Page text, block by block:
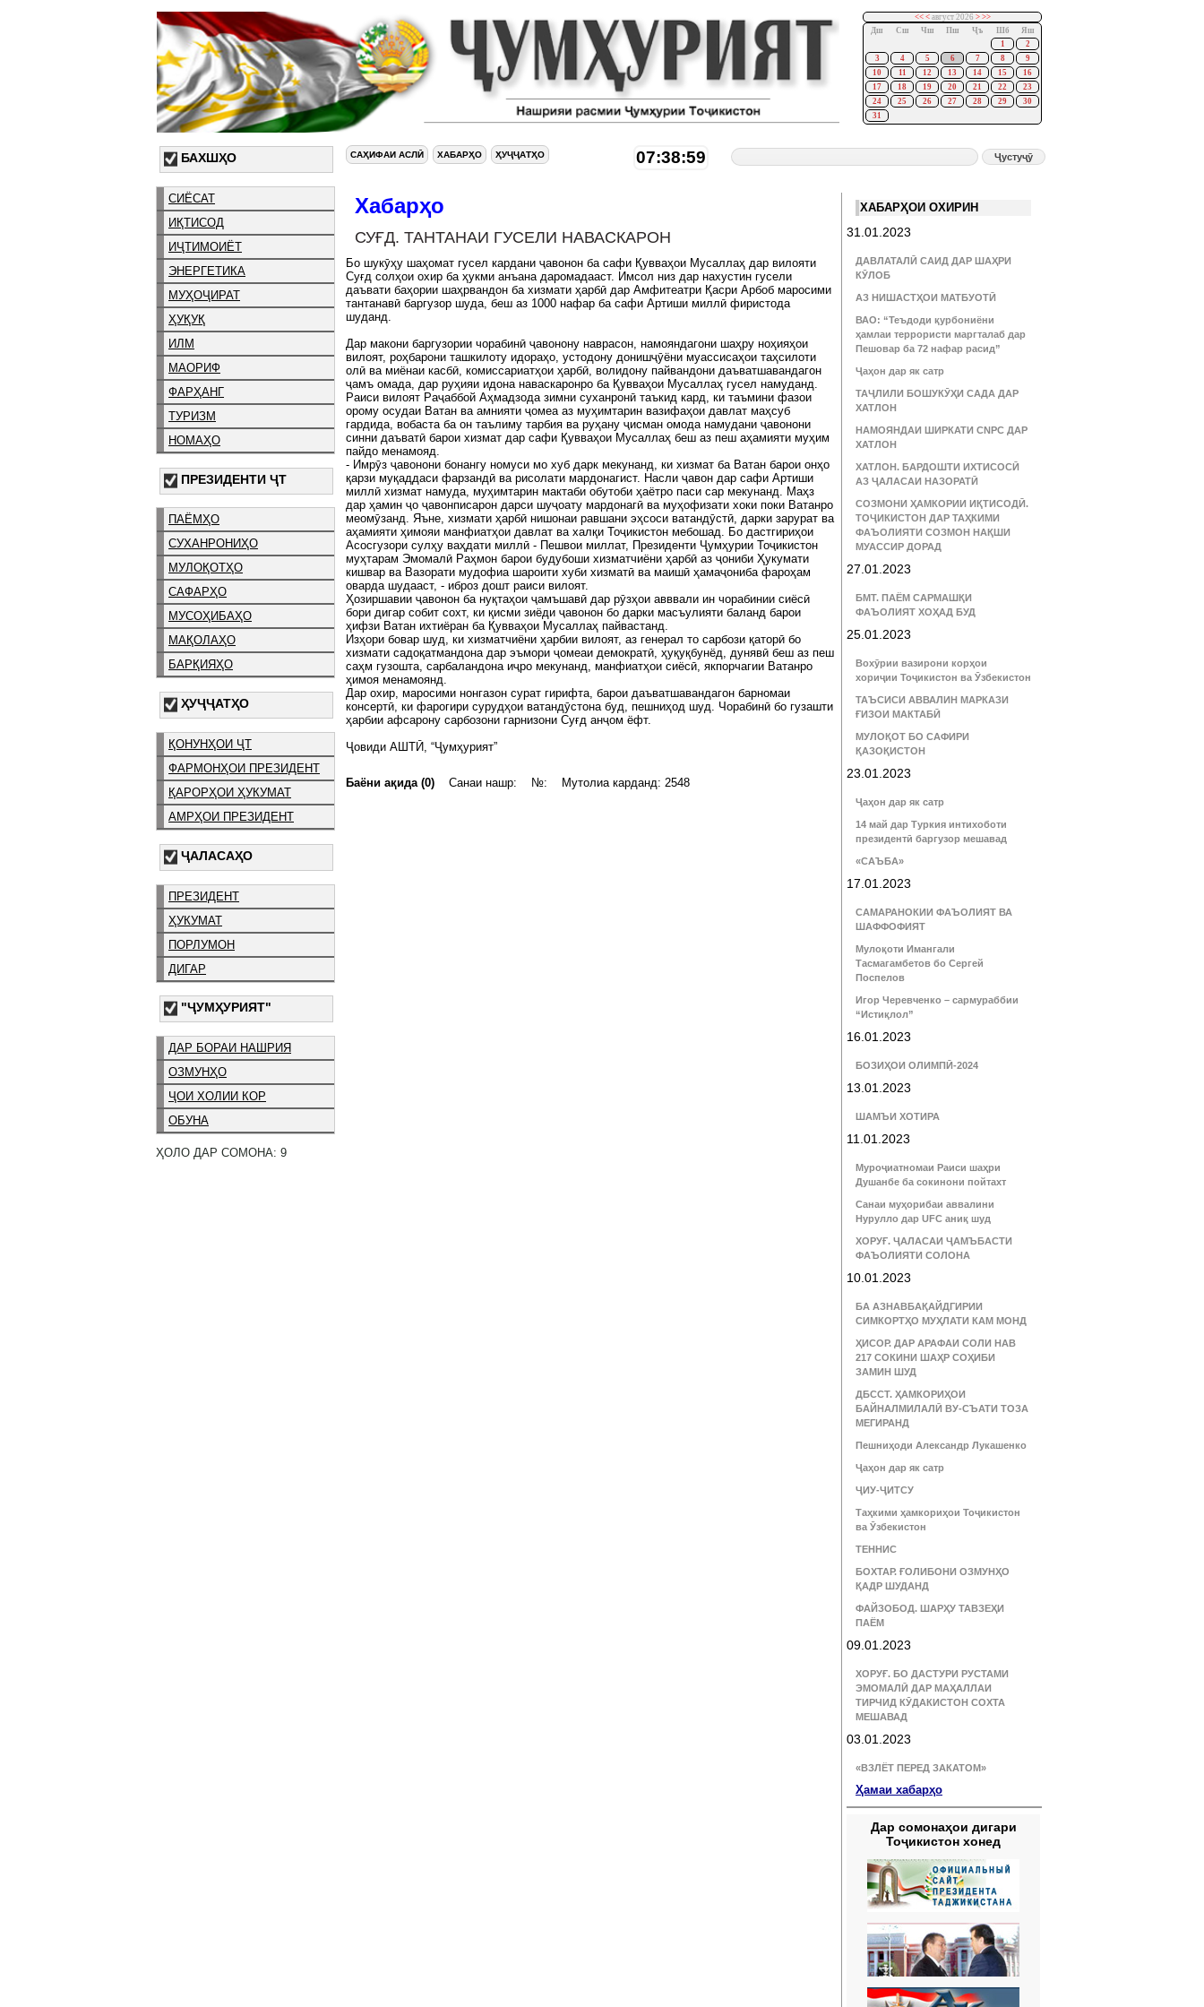
<< <август 2026 > >>
Дш
Сш Чш Пш Ҷъ Шб
Яш
1
2
3
4 5 6 7 8
9
10
11 12 13 14 15
16
17
18 19 20 21 22
23
24
25 26 27 28 29
30
31
БАХШҲО
СИЁСАТ
ИҚТИСОД
ИҶТИМОИЁТ
ЭНЕРГЕТИКА
МУҲОҶИРАТ
ҲУҚУҚ
ИЛМ
МАОРИФ
ФАРҲАНГ
ТУРИЗМ
НОМАҲО
ПРЕЗИДЕНТИ ҶТ
ПАЁМҲО
СУХАНРОНИҲО
МУЛОҚОТҲО
САФАРҲО
МУСОҲИБАҲО
МАҚОЛАҲО
БАРҚИЯҲО
ҲУҶҶАТҲО
ҚОНУНҲОИ ҶТ
ФАРМОНҲОИ ПРЕЗИДЕНТ
ҚАРОРҲОИ ҲУКУМАТ
АМРҲОИ ПРЕЗИДЕНТ
ҶАЛАСАҲО
ПРЕЗИДЕНТ
ҲУКУМАТ
ПОРЛУМОН
ДИГАР
"ҶУМҲУРИЯТ"
ДАР БОРАИ НАШРИЯ
ОЗМУНҲО
ҶОИ ХОЛИИ КОР
ОБУНА
ҲОЛО ДАР СОМОНА: 9
САҲИФАИ АСЛӢ ХАБАРҲО ҲУҶҶАТҲО 07:39:00
Хабарҳо
СУҒД. ТАНТАНАИ ГУСЕЛИ НАВАСКАРОН
Бо шукӯҳу шаҳомат гусел кардани ҷавонон ба сафи Қувваҳои Мусаллаҳ дар вилояти
Суғд солҳои охир ба ҳукми анъана даромадааст. Имсол низ дар нахустин гусели
даъвати баҳории шаҳрвандон ба хизмати ҳарбӣ дар Амфитеатри Қасри Арбоб маросими
тантанавӣ баргузор шуда, беш аз 1000 нафар ба сафи Артиши миллӣ фиристода
шуданд.
Дар макони баргузории чорабинӣ ҷавонону наврасон, намояндагони шаҳру ноҳияҳои
вилоят, роҳбарони ташкилоту идораҳо, устодону донишҷӯёни муассисаҳои таҳсилоти
олӣ ва миёнаи касбӣ, комиссариатҳои ҳарбӣ, волидону пайвандони даъватшавандагон
ҷамъ омада, дар руҳияи идона наваскаронро ба Қувваҳои Мусаллаҳ гусел намуданд.
Раиси вилоят Раҷаббой Аҳмадзода зимни суханронӣ таъкид кард, ки таъмини фазои
орому осудаи Ватан ва амнияти ҷомеа аз муҳимтарин вазифаҳои давлат маҳсуб
гардида, вобаста ба он таълиму тарбия ва руҳану ҷисман омода намудани ҷавонони
синни даъватӣ барои хизмат дар сафи Қувваҳои Мусаллаҳ беш аз пеш аҳамияти муҳим
пайдо менамояд.
- Имрӯз ҷавонони бонангу номуси мо хуб дарк мекунанд, ки хизмат ба Ватан барои онҳо
қарзи муқаддаси фарзандӣ ва рисолати мардонагист. Насли ҷавон дар сафи Артиши
миллӣ хизмат намуда, муҳимтарин мактаби обутоби ҳаётро паси сар мекунанд. Маҳз
дар ҳамин ҷо ҷавонписарон дарси шуҷоату мардонагӣ ва муҳофизати хоки поки Ватанро
меомӯзанд. Яъне, хизмати ҳарбӣ нишонаи равшани эҳсоси ватандӯстӣ, дарки зарурат ва
аҳамияти ҳимояи манфиатҳои давлат ва халқи Тоҷикистон мебошад. Бо дастгириҳои
Асосгузори сулҳу ваҳдати миллӣ - Пешвои миллат, Президенти Ҷумҳурии Тоҷикистон
муҳтарам Эмомалӣ Раҳмон барои будубоши хизматчиёни ҳарбӣ аз ҷониби Ҳукумати
кишвар ва Вазорати мудофиа шароити хуби хизматӣ ва маишӣ ҳамаҷониба фароҳам
оварда шудааст, - иброз дошт раиси вилоят.
Ҳозиршавии ҷавонон ба нуқтаҳои ҷамъшавӣ дар рӯзҳои авввали ин чорабинии сиёсӣ
бори дигар собит сохт, ки қисми зиёди ҷавонон бо дарки масъулияти баланд барои
ҳифзи Ватан ихтиёран ба Қувваҳои Мусаллаҳ пайвастанд.
Изҳори бовар шуд, ки хизматчиёни ҳарбии вилоят, аз генерал то сарбози қаторӣ бо
хизмати садоқатмандона дар эъмори ҷомеаи демократӣ, ҳуқуқбунёд, дунявӣ беш аз пеш
саҳм гузошта, сарбаландона иҷро мекунанд, манфиатҳои сиёсӣ, якпорчагии Ватанро
ҳимоя менамоянд.
Дар охир, маросими нонгазон сурат гирифта, барои даъватшавандагон барномаи
консертӣ, ки фарогири сурудҳои ватандӯстона буд, пешниҳод шуд. Чорабинӣ бо гузашти
ҳарбии афсарону сарбозони гарнизони Суғд анҷом ёфт.
Ҷовиди АШТӢ, “Ҷумҳурият”
Баёни ақида (0) Санаи нашр: №: Мутолиа карданд: 2548
ХАБАРҲОИ ОХИРИН
31.01.2023
ДАВЛАТАЛӢ САИД ДАР ШАҲРИ
КӮЛОБ
АЗ НИШАСТҲОИ МАТБУОТӢ
ВАО: “Теъдоди қурбониёни
ҳамлаи террористи маргталаб дар
Пешовар ба 72 нафар расид”
Ҷаҳон дар як сатр
ТАҶЛИЛИ БОШУКӮҲИ САДА ДАР
ХАТЛОН
НАМОЯНДАИ ШИРКАТИ CNPC ДАР
ХАТЛОН
ХАТЛОН. БАРДОШТИ ИХТИСОСӢ
АЗ ҶАЛАСАИ НАЗОРАТӢ
СОЗМОНИ ҲАМКОРИИ ИҚТИСОДӢ.
ТОҶИКИСТОН ДАР ТАҲКИМИ
ФАЪОЛИЯТИ СОЗМОН НАҚШИ
МУАССИР ДОРАД
27.01.2023
БМТ. ПАЁМ САРМАШҚИ
ФАЪОЛИЯТ ХОҲАД БУД
25.01.2023
Вохӯрии вазирони корҳои
хориҷии Тоҷикистон ва Ӯзбекистон
ТАЪСИСИ АВВАЛИН МАРКАЗИ
ҒИЗОИ МАКТАБӢ
МУЛОҚОТ БО САФИРИ
ҚАЗОҚИСТОН
23.01.2023
Ҷаҳон дар як сатр
14 май дар Туркия интихоботи
президентӣ баргузор мешавад
«САЪБА»
17.01.2023
САМАРАНОКИИ ФАЪОЛИЯТ ВА
ШАФФОФИЯТ
Мулоқоти Имангали
Тасмагамбетов бо Сергей
Поспелов
Игор Черевченко – сармураббии
“Истиқлол”
16.01.2023
БОЗИҲОИ ОЛИМПӢ-2024
13.01.2023
ШАМЪИ ХОТИРА
11.01.2023
Муроҷиатномаи Раиси шаҳри
Душанбе ба сокинони пойтахт
Санаи муҳорибаи аввалини
Нурулло дар UFC аниқ шуд
ХОРУҒ. ҶАЛАСАИ ҶАМЪБАСТИ
ФАЪОЛИЯТИ СОЛОНА
10.01.2023
БА АЗНАВБАҚАЙДГИРИИ
СИМКОРТҲО МУҲЛАТИ КАМ МОНД
ҲИСОР. ДАР АРАФАИ СОЛИ НАВ
217 СОКИНИ ШАҲР СОҲИБИ
ЗАМИН ШУД
ДБССТ. ҲАМКОРИҲОИ
БАЙНАЛМИЛАЛӢ ВУ-СЪАТИ ТОЗА
МЕГИРАНД
Пешниҳоди Александр Лукашенко
Ҷаҳон дар як сатр
ҶИУ-ҶИТСУ
Таҳкими ҳамкориҳои Тоҷикистон
ва Ӯзбекистон
ТЕННИС
БОХТАР. ҒОЛИБОНИ ОЗМУНҲО
ҚАДР ШУДАНД
ФАЙЗОБОД. ШАРҲУ ТАВЗЕҲИ
ПАЁМ
09.01.2023
ХОРУҒ. БО ДАСТУРИ РУСТАМИ
ЭМОМАЛӢ ДАР МАҲАЛЛАИ
ТИРЧИД КӮДАКИСТОН СОХТА
МЕШАВАД
03.01.2023
«ВЗЛЁТ ПЕРЕД ЗАКАТОМ»
Ҳамаи хабарҳо
Дар сомонаҳои дигари
Тоҷикистон хонед